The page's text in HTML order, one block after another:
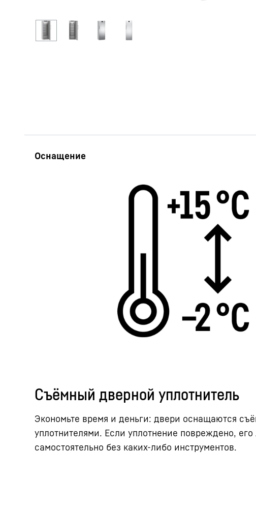
Съёмный дверной уплотнитель
Экономьте время и деньги: двери оснащаются
уплотнителями. Если уплотнение повреждено, его
самостоятельно без каких-либо инструментов.